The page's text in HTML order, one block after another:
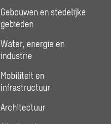
Gebouwen en stedelijke
gebieden
Water, energie en
industrie
Mobiliteit en
infrastructuur
Architectuur